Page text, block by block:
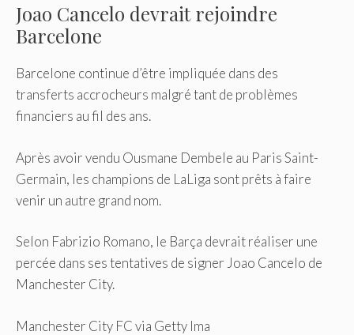
Joao Cancelo devrait rejoindre
Barcelone
Barcelone continue d’être impliquée dans des
transferts accrocheurs malgré tant de problèmes
financiers au fil des ans.
Après avoir vendu Ousmane Dembele au Paris Saint-
Germain, les champions de LaLiga sont prêts à faire
venir un autre grand nom.
Selon Fabrizio Romano, le Barça devrait réaliser une
percée dans ses tentatives de signer Joao Cancelo de
Manchester City.
Manchester City FC via Getty Ima